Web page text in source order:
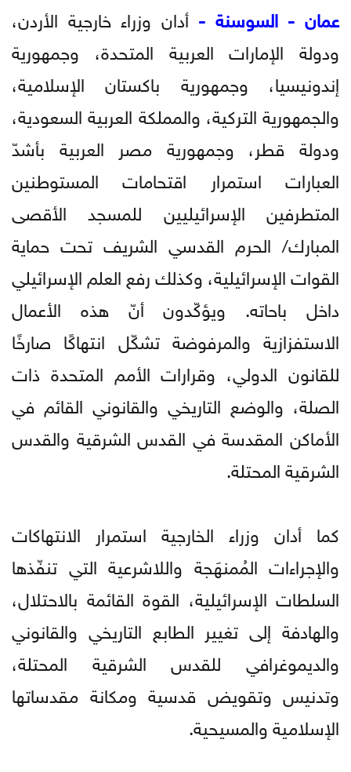
عمان - السوسنة - أدان وزراء خارجية الأردن،
ودولة الإمارات العربية المتحدة، وجمهورية
إندونيسيا، وجمهورية باكستان الإسلامية،
والجمهورية التركية، والمملكة العربية السعودية،
ودولة قطر، وجمهورية مصر العربية بأشدّ
العبارات استمرار اقتحامات المستوطنين
المتطرفين الإسرائيليين للمسجد الأقصى
المبارك/ الحرم القدسي الشريف تحت حماية
القوات الإسرائيلية، وكذلك رفع العلم الإسرائيلي
داخل باحاته. ويؤكّدون أنّ هذه الأعمال
الاستفزازية والمرفوضة تشكّل انتهاكًا صارخًا
للقانون الدولي، وقرارات الأمم المتحدة ذات
الصلة، والوضع التاريخي والقانوني القائم في
الأماكن المقدسة في القدس الشرقية والقدس
الشرقية المحتلة.
كما أدان وزراء الخارجية استمرار الانتهاكات
والإجراءات المُمنهَجة واللاشرعية التي تنفّذها
السلطات الإسرائيلية، القوة القائمة بالاحتلال،
والهادفة إلى تغيير الطابع التاريخي والقانوني
والديموغرافي للقدس الشرقية المحتلة،
وتدنيس وتقويض قدسية ومكانة مقدساتها
الإسلامية والمسيحية.